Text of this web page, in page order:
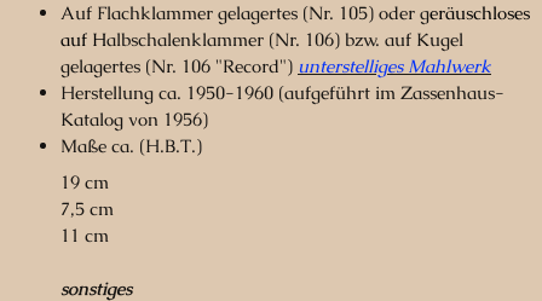
Auf Flachklammer gelagertes (Nr. 105) oder geräuschloses
auf Halbschalenklammer (Nr. 106) bzw. auf Kugel
gelagertes (Nr. 106 "Record") unterstelliges Mahlwerk
Herstellung ca. 1950-1960 (aufgeführt im Zassenhaus-
Katalog von 1956)
Maße ca. (H.B.T.)
19 cm
7,5 cm
11 cm
sonstiges